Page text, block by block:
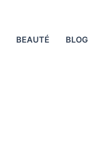
BEAUTÉ BLOG